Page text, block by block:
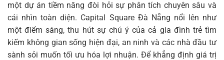
một dự án tiềm năng đòi hỏi sự phân tích chuyên sâu và
cái nhìn toàn diện. Capital Square Đà Nẵng nổi lên như
một điểm sáng, thu hút sự chú ý của cả gia đình trẻ tìm
kiếm không gian sống hiện đại, an ninh và các nhà đầu tư
sành sỏi muốn tối ưu hóa lợi nhuận. Để khẳng định giá trị